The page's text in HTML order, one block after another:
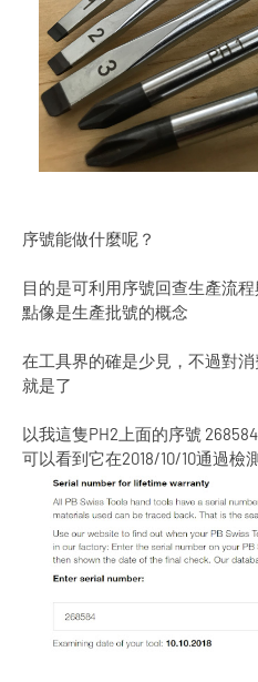
序號能做什麼呢？
目的是可利用序號回查生產流
點像是生產批號的概念
在工具界的確是少見，不過對
就是了
以我這隻PH2上面的序號
可以看到它在2018/10/10通過檢